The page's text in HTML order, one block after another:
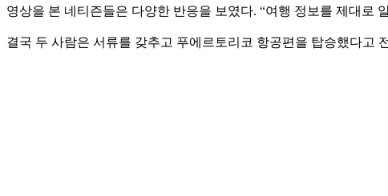
영상을 본 네티즌들은 다양한 반응을 보였다. “여행 정보를 제대로
결국 두 사람은 서류를 갖추고 푸에르토리코 항공편을 탑승했다고